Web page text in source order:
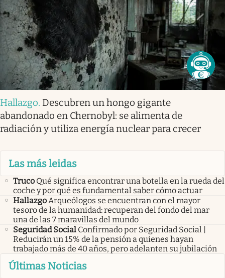
Hallazgo. Descubren un hongo gigante
abandonado en Chernobyl: se alimenta de
radiación y utiliza energía nuclear para crecer
Las más leidas
Truco Qué significa encontrar una botella en la rueda del
coche y por qué es fundamental saber cómo actuar
HallazgoArqueólogos se encuentran con el mayor
tesoro de la humanidad: recuperan del fondo del mar
una de las 7 maravillas del mundo
Seguridad Social Confirmado por Seguridad Social |
Reducirán un 15% de la pensión a quienes hayan
trabajado más de 40 años, pero adelanten su jubilación
Últimas Noticias